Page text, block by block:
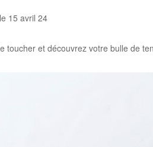
15 avril 24
toucher et découvrez votre bulle de